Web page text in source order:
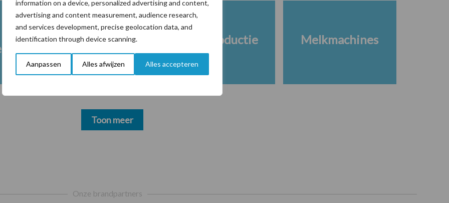
information on a device, personalized advertising and content,
advertising and content measurement, audience research,
and services development, precise geolocation data, and
identification through device scanning.
Aanpassen Alles afwijzen Alles accepteren
Melkproductie Melkmachines
Toon meer
Onze brandpartners